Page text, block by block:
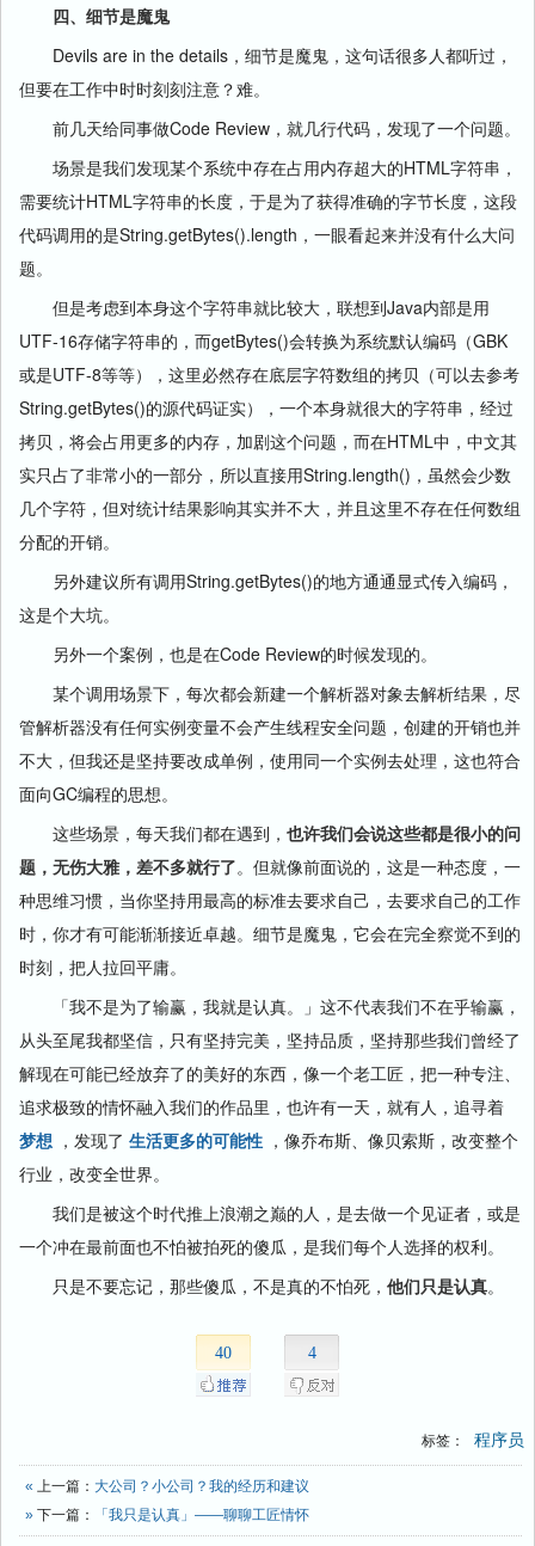
四、细节是魔鬼
Devils are in the details，细节是魔鬼，这句话很多人都听过，
但要在工作中时时刻刻注意？难。
前几天给同事做Code Review，就几行代码，发现了一个问题。
场景是我们发现某个系统中存在占用内存超大的HTML字符串，
需要统计HTML字符串的长度，于是为了获得准确的字节长度，这段
代码调用的是String.getBytes().length，一眼看起来并没有什么大问
题。
但是考虑到本身这个字符串就比较大，联想到Java内部是用
UTF-16存储字符串的，而getBytes()会转换为系统默认编码（GBK
或是UTF-8等等），这里必然存在底层字符数组的拷贝（可以去参考
String.getBytes()的源代码证实），一个本身就很大的字符串，经过
拷贝，将会占用更多的内存，加剧这个问题，而在HTML中，中文其
实只占了非常小的一部分，所以直接用String.length()，虽然会少数
几个字符，但对统计结果影响其实并不大，并且这里不存在任何数组
分配的开销。
另外建议所有调用String.getBytes()的地方通通显式传入编码，
这是个大坑。
另外一个案例，也是在Code Review的时候发现的。
某个调用场景下，每次都会新建一个解析器对象去解析结果，尽
管解析器没有任何实例变量不会产生线程安全问题，创建的开销也并
不大，但我还是坚持要改成单例，使用同一个实例去处理，这也符合
面向GC编程的思想。
这些场景，每天我们都在遇到， 也许我们会说这些都是很小的问
题，无伤大雅，差不多就行了。但就像前面说的，这是一种态度，一
种思维习惯，当你坚持用最高的标准去要求自己，去要求自己的工作
时，你才有可能渐渐接近卓越。细节是魔鬼，它会在完全察觉不到的
时刻，把人拉回平庸。
「我不是为了输赢，我就是认真。」这不代表我们不在乎输赢，
从头至尾我都坚信，只有坚持完美，坚持品质，坚持那些我们曾经了
解现在可能已经放弃了的美好的东西，像一个老工匠，把一种专注、
追求极致的情怀融入我们的作品里，也许有一天，就有人，追寻着
梦想 ，发现了 生活更多的可能性 ，像乔布斯、像贝索斯，改变整个
行业，改变全世界。
我们是被这个时代推上浪潮之巅的人，是去做一个见证者，或是
一个冲在最前面也不怕被拍死的傻瓜，是我们每个人选择的权利。
只是不要忘记，那些傻瓜，不是真的不怕死， 他们只是认真。
40 4
标签： 程序员
« 上一篇： 大公司？小公司？我的经历和建议
» 下一篇： 「我只是认真」——聊聊工匠情怀